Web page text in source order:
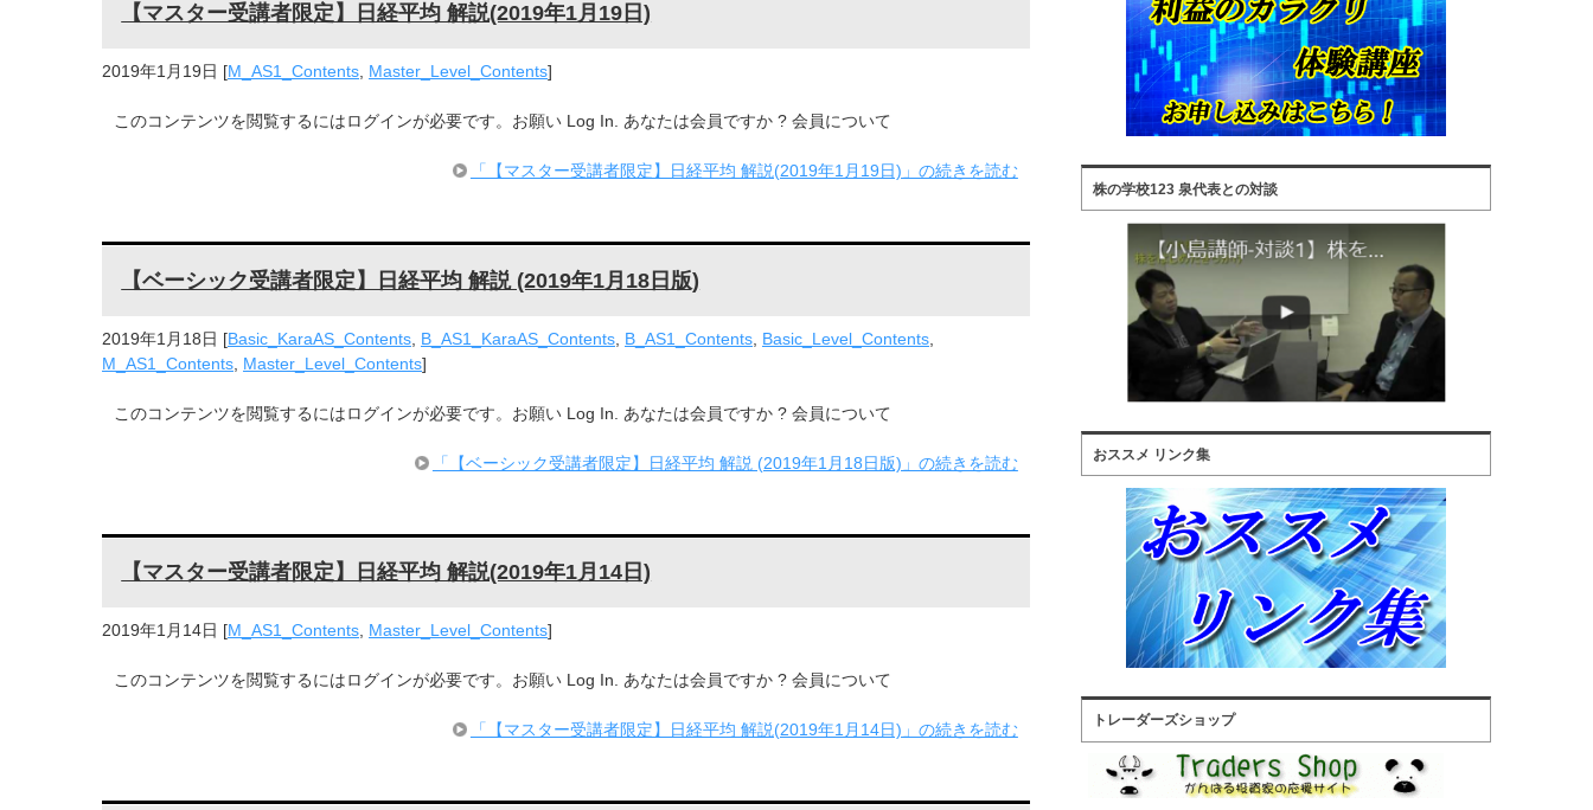
【マスター受講者限定】日経平均 解説(2019年1月19日)
2019年1月19日 [M_AS1_Contents, Master_Level_Contents]
このコンテンツを閲覧するにはログインが必要です。お願い Log In. あなたは会員ですか ? 会員について
「【マスター受講者限定】日経平均 解説(2019年1月19日)」の続きを読む
【ベーシック受講者限定】日経平均 解説 (2019年1月18日版)
2019年1月18日 [Basic_KaraAS_Contents B_AS1_KaraAS_Contents B_AS1_Contents Basic_Level_Contents
M_AS1_Contents Master_Level_Contents]
このコンテンツを閲覧するにはログインが必要です。お願い Log In. あなたは会員ですか ? 会員について
「【ベーシック受講者限定】日経平均 解説 (2019年1月18日版)」の続きを読む
【マスター受講者限定】日経平均 解説(2019年1月14日)
2019年1月14日 [M_AS1_Contents, Master_Level_Contents]
このコンテンツを閲覧するにはログインが必要です。お願い Log In. あなたは会員ですか ? 会員について
「【マスター受講者限定】日経平均 解説(2019年1月14日)」の続きを読む
株の学校123 泉代表との対談
おススメ リンク集
トレーダーズショップ